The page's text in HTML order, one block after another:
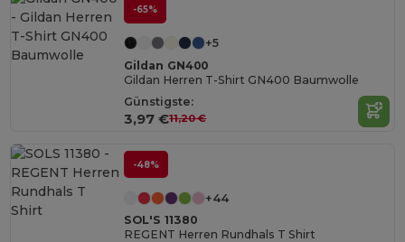
-65%
+5
Gildan GN400
Gildan Herren T-Shirt GN400 Baumwolle
Günstigste:
3,97 €11,20 €
-48%
+44
SOL'S 11380
REGENT Herren Rundhals T Shirt